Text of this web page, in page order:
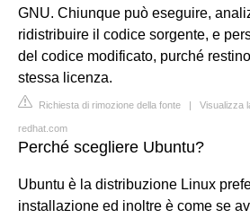
GNU. Chiunque può eseguire,
ridistribuire il codice sorgente, e
del codice modificato, purché
stessa licenza.
Richiesta di rimozione della fonte | Visualizza
redhat.com
Perché scegliere Ubuntu?
Ubuntu è la distribuzione Linux
installazione ed inoltre è come se